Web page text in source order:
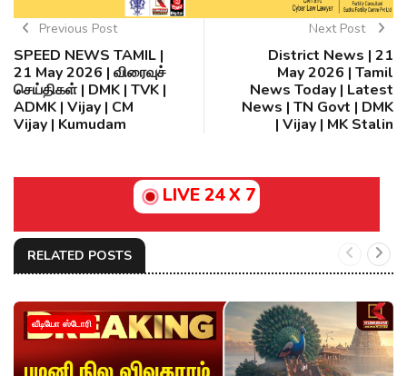
Previous Post
SPEED NEWS TAMIL |
21 May 2026 | விரைவுச்
செய்திகள் | DMK | TVK |
ADMK | Vijay | CM
Vijay | Kumudam
Next Post
District News | 21
May 2026 | Tamil
News Today | Latest
News | TN Govt | DMK
| Vijay | MK Stalin
LIVE 24 X 7
RELATED POSTS
வீடியோ ஸ்டோரி